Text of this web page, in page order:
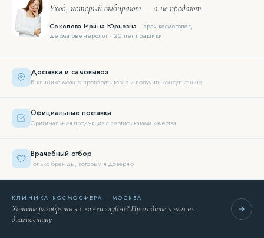
Уход, который выбирают — а не продают
Соколова Ирина Юрьевна · врач-косметолог,
дерматовенеролог · 20 лет практики
Доставка и самовывоз
В клинике можно проверить товар и получить консультацию
Официальные поставки
Оригинальная продукция с сертификатами качества
Врачебный отбор
Только бренды, которым я доверяю
КЛИНИКА КОСМОСФЕРА · МОСКВА
Хотите разобраться с кожей глубже? Приходите к нам на
диагностику